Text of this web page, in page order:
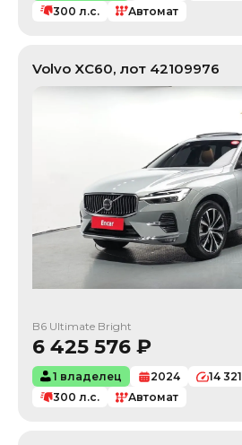
300 л.с. Автомат
Volvo XC60, лот 42109976
B6 Ultimate Bright
6 425 576 ₽
1 владелец 2024 14 321
300 л.с. Автомат